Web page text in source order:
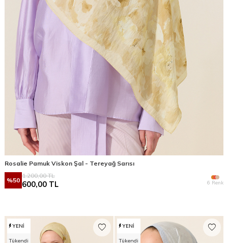
Rosalie Pamuk Viskon Şal - Tereyağ Sarısı
%50
1.200,00TL
600,00 TL 6 Renk
YENI
Tükendi
YENI
Tükendi